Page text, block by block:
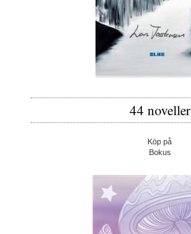
44 noveller
Köp på
Bokus